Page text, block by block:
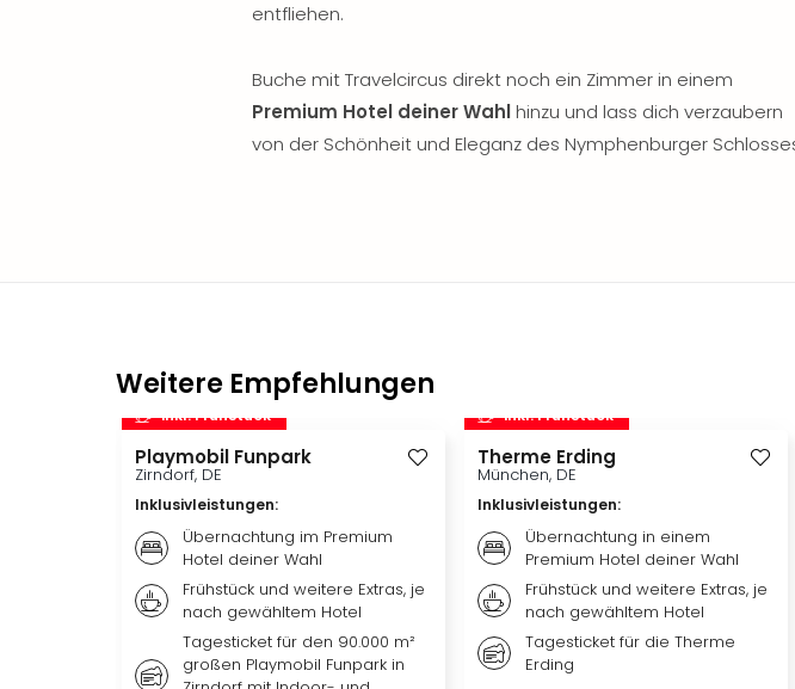
entfliehen.
Buche mit Travelcircus direkt noch ein Zimmer in einem
Premium Hotel deiner Wahlhinzu und lass dich verzaubern
von der Schönheit und Eleganz des Nymphenburger
Weitere Empfehlungen
inkl. Frühstück
Playmobil Funpark
Zirndorf, DE
Inklusivleistungen:
Übernachtung im Premium
Hotel deiner Wahl
Frühstück und weitere Extras, je
nach gewähltem Hotel
Tagesticket für den 90.000 m²
großen Playmobil Funpark in
inkl. Frühstück
Therme Erding
München, DE
Inklusivleistungen:
Übernachtung in einem
Premium Hotel deiner Wahl
Frühstück und weitere Extras, je
nach gewähltem Hotel
Tagesticket für die Therme
Erding